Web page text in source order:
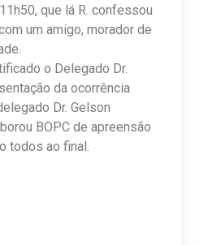
que lá R. confessou
um amigo, morador de
o Delegado Dr.
da ocorrência
Dr. Gelson
BOPC de apreensão
todos ao final.